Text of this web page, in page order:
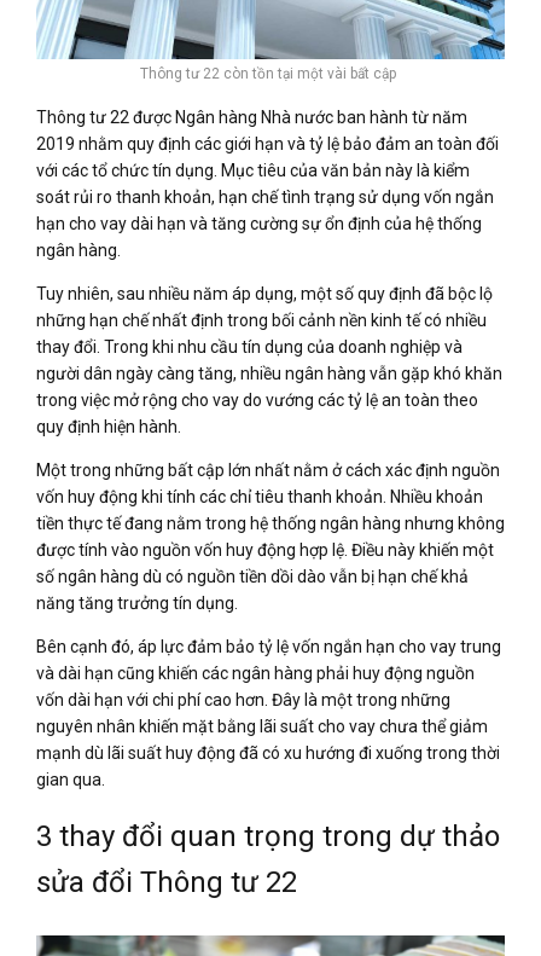
Thông tư 22 còn tồn tại một vài bất cập
Thông tư 22 được Ngân hàng Nhà nước ban hành từ năm
2019 nhằm quy định các giới hạn và tỷ lệ bảo đảm an toàn đối
với các tổ chức tín dụng. Mục tiêu của văn bản này là kiểm
soát rủi ro thanh khoản, hạn chế tình trạng sử dụng vốn ngắn
hạn cho vay dài hạn và tăng cường sự ổn định của hệ thống
ngân hàng.
Tuy nhiên, sau nhiều năm áp dụng, một số quy định đã bộc lộ
những hạn chế nhất định trong bối cảnh nền kinh tế có nhiều
thay đổi. Trong khi nhu cầu tín dụng của doanh nghiệp và
người dân ngày càng tăng, nhiều ngân hàng vẫn gặp khó khăn
trong việc mở rộng cho vay do vướng các tỷ lệ an toàn theo
quy định hiện hành.
Một trong những bất cập lớn nhất nằm ở cách xác định nguồn
vốn huy động khi tính các chỉ tiêu thanh khoản. Nhiều khoản
tiền thực tế đang nằm trong hệ thống ngân hàng nhưng không
được tính vào nguồn vốn huy động hợp lệ. Điều này khiến một
số ngân hàng dù có nguồn tiền dồi dào vẫn bị hạn chế khả
năng tăng trưởng tín dụng.
Bên cạnh đó, áp lực đảm bảo tỷ lệ vốn ngắn hạn cho vay trung
và dài hạn cũng khiến các ngân hàng phải huy động nguồn
vốn dài hạn với chi phí cao hơn. Đây là một trong những
nguyên nhân khiến mặt bằng lãi suất cho vay chưa thể giảm
mạnh dù lãi suất huy động đã có xu hướng đi xuống trong thời
gian qua.
3 thay đổi quan trọng trong dự thảo
sửa đổi Thông tư 22